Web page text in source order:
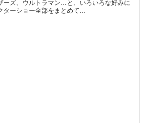
ーズ、ウルトラマン…と、いろいろな好みに
ーショー全部をまとめて...